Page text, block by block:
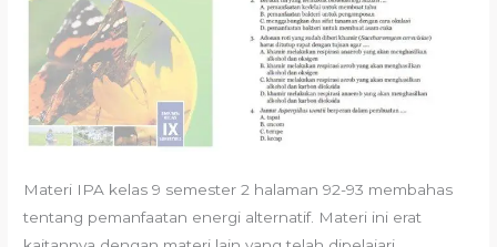
Materi IPA kelas 9 semester 2 halaman 92-93 membahas
tentang pemanfaatan energi alternatif. Materi ini erat